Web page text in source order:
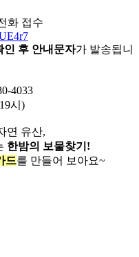
화 접수
인 후 안내문자가 발송됩니
4033
시)
연 유산,
한밤의 보물찾기!
드를 만들어 보아요~